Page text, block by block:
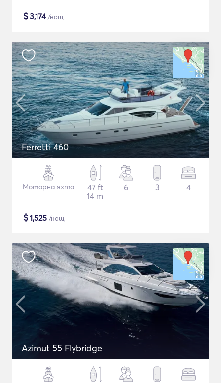
$3,174/нощ
Ferretti 460
Моторна яхта
47 ft
14 m
6 3 4
$1,525 /нощ
Azimut 55 Flybridge